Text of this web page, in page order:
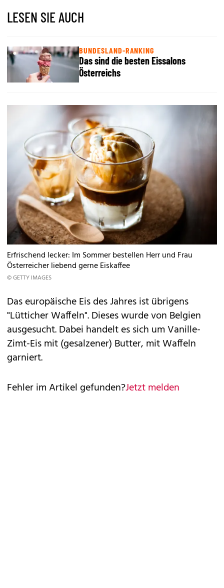
LESEN SIE AUCH
BUNDESLAND-RANKING
Das sind die besten Eissalons
Österreichs
Erfrischend lecker: Im Sommer bestellen Herr und Frau
Österreicher liebend gerne Eiskaffee
© GETTY IMAGES
Das europäische Eis des Jahres ist übrigens
"Lütticher Waffeln". Dieses wurde von Belgien
ausgesucht. Dabei handelt es sich um Vanille-
Zimt-Eis mit (gesalzener) Butter, mit Waffeln
garniert.
Fehler im Artikel gefunden?Jetzt melden